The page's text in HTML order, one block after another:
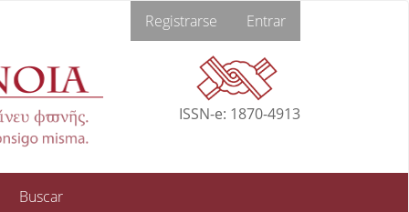
Registrarse Entrar
ISSN-e: 1870-4913
Buscar